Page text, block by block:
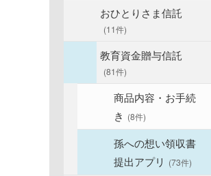
おひとりさま信託
(11件)
教育資金贈与信託
(81件)
商品内容・お手続
き (8件)
孫への想い領収書
提出アプリ (73件)